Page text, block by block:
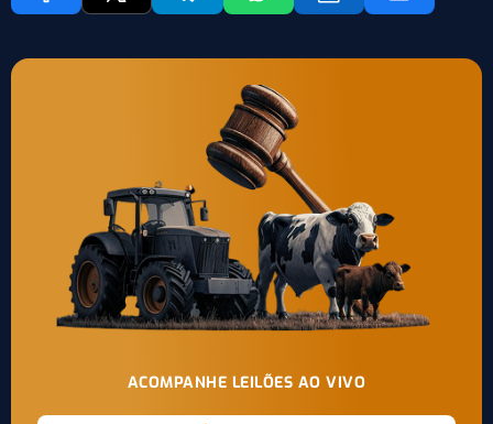
ACOMPANHE LEILÕES AO VIVO